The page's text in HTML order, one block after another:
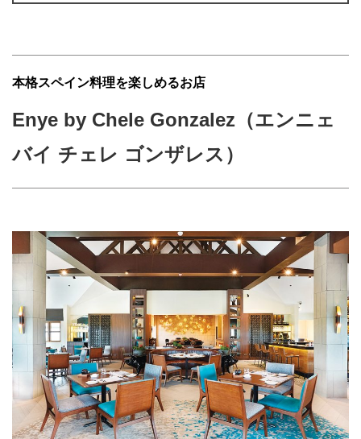
本格スペイン料理を楽しめるお店
Enye by Chele Gonzalez（エンニェ
バイ チェレ ゴンザレス）